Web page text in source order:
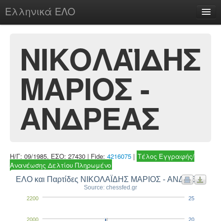
Ελληνικά ΕΛΟ
chesstu.be @ discord
Login
ΝΙΚΟΛΑΪΔΗΣ
ΜΑΡΙΟΣ -
ΑΝΔΡΕΑΣ
Η/Γ: 09/1985, ΕΣΟ: 27430 | Fide: 4216075 | Τέλος Εγγραφής/
Ανανέωσης Δελτίου Πληρωμένο
ΕΛΟ και Παρτίδες ΝΙΚΟΛΑΪΔΗΣ ΜΑΡΙΟΣ - ΑΝΔΡΕΑΣ
Source: chessfed.gr
2000
2200
20
25